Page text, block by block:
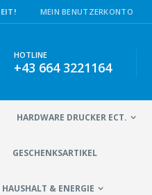
MEIN BENUTZERKONTO
HOTLINE
+43 664 3221164
HARDWARE DRUCKER ECT.
GESCHENKSARTIKEL
HAUSHALT & ENERGIE